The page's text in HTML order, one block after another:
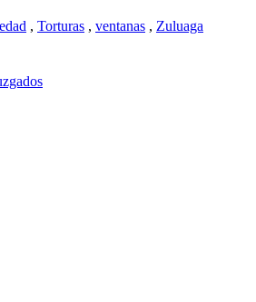
, Torturas , ventanas , Zuluaga